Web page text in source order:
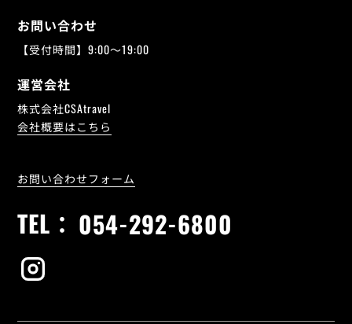
お問い合わせ
【受付時間】9:00～19:00
運営会社
株式会社CSAtravel
会社概要はこちら
お問い合わせフォーム
TEL： 054-292-6800